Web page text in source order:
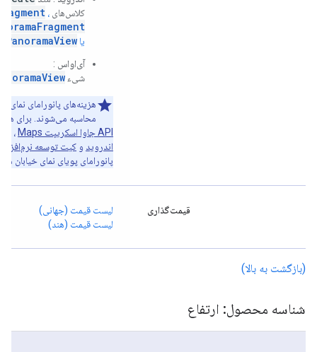
کلاس‌های ،
یا
آی‌او‌اس
:
شیء
هزینه‌های پانورامای نمای
محاسبه می‌شوند. برای هر
API جاوا اسکریپت Maps
،
اندروید و کیت توسعه نرم‌افزار Maps برای iOS
پانورامای پویای نمای خیابان
قیمت‌گذاری
لیست قیمت (جهانی)
لیست قیمت (هند)
(بازگشت به بالا)
شناسه محصول: ارتفاع